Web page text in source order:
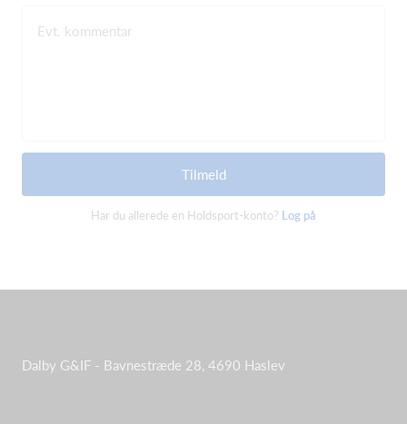
Evt. kommentar
Tilmeld
Har du allerede en Holdsport-konto? Log på
Dalby G&IF - Bavnestræde 28, 4690 Haslev